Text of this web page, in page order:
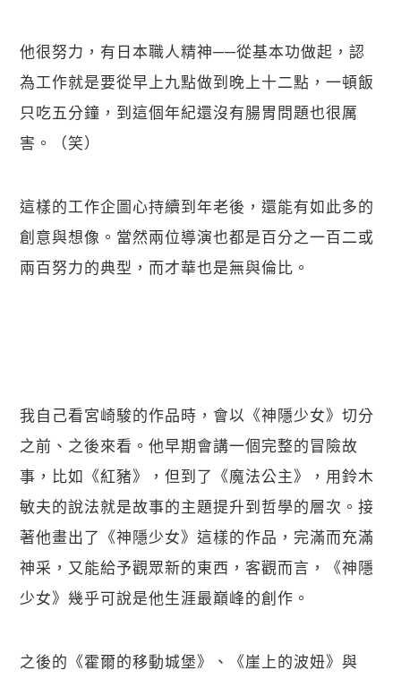
他很努力，有日本職人精神──從基本功做起，認
為工作就是要從早上九點做到晚上十二點，一頓飯
只吃五分鐘，到這個年紀還沒有腸胃問題也很厲
害。（笑）
這樣的工作企圖心持續到年老後，還能有如此多的
創意與想像。當然兩位導演也都是百分之一百二或
兩百努力的典型，而才華也是無與倫比。
我自己看宮崎駿的作品時，會以《神隱少女》切分
之前、之後來看。他早期會講一個完整的冒險故
事，比如《紅豬》，但到了《魔法公主》，用鈴木
敏夫的說法就是故事的主題提升到哲學的層次。接
著他畫出了《神隱少女》這樣的作品，完滿而充滿
神采，又能給予觀眾新的東西，客觀而言，《神隱
少女》幾乎可說是他生涯最巔峰的創作。
之後的《霍爾的移動城堡》、《崖上的波妞》與